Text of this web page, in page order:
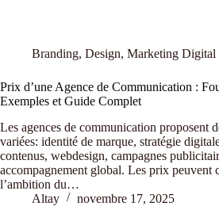
Branding, Design, Marketing Digital
Prix d’une Agence de Communication :
Exemples et Guide Complet
Les agences de communication proposent
variées: identité de marque, stratégie
contenus, webdesign, campagnes
accompagnement global. Les prix peuvent
l’ambition du…
Altay
novembre 17, 2025